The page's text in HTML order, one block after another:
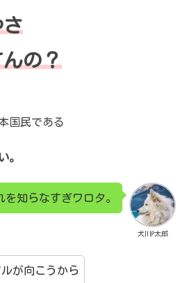
の？
国民である
。
犬川P太郎
を知らなすぎワロタ。
が向こうから